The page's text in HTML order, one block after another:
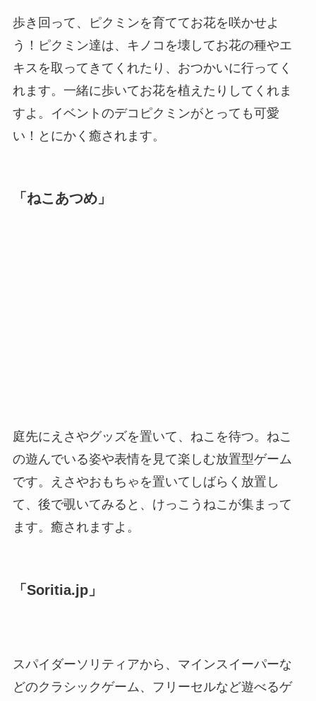
歩き回って、ピクミンを育ててお花を咲かせよ
う！ピクミン達は、キノコを壊してお花の種やエ
キスを取ってきてくれたり、おつかいに行ってく
れます。一緒に歩いてお花を植えたりしてくれま
すよ。イベントのデコピクミンがとっても可愛
い！とにかく癒されます。
「ねこあつめ」
庭先にえさやグッズを置いて、ねこを待つ。ねこ
の遊んでいる姿や表情を見て楽しむ放置型ゲーム
です。えさやおもちゃを置いてしばらく放置し
て、後で覗いてみると、けっこうねこが集まって
ます。癒されますよ。
「Soritia.jp」
スパイダーソリティアから、マインスイーパーな
どのクラシックゲーム、フリーセルなど遊べるゲ